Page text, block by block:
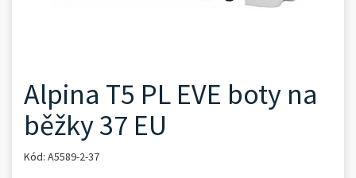
Alpina T5 PL EVE boty na
běžky 37 EU
Kód: A5589-2-37